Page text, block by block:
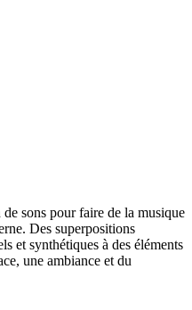
sons pour faire de la musique
Des superpositions
et synthétiques à des éléments
une ambiance et du